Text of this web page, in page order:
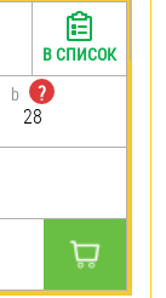
b
?
28
В СПИСОК